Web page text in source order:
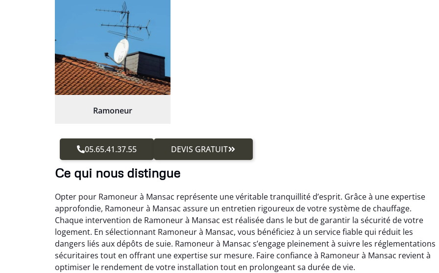
Ramoneur
05.65.41.37.55 DEVIS GRATUIT
Ce qui nous distingue
Opter pour Ramoneur à Mansac représente une véritable tranquillité d’esprit. Grâce à une expertise
approfondie, Ramoneur à Mansac assure un entretien rigoureux de votre système de chauffage.
Chaque intervention de Ramoneur à Mansac est réalisée dans le but de garantir la sécurité de votre
logement. En sélectionnant Ramoneur à Mansac, vous bénéficiez à un service fiable qui réduit les
dangers liés aux dépôts de suie. Ramoneur à Mansac s’engage pleinement à suivre les réglementations
sécuritaires tout en offrant une expertise sur mesure. Faire confiance à Ramoneur à Mansac revient à
optimiser le rendement de votre installation tout en prolongeant sa durée de vie.